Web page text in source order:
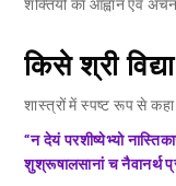
शक्तियों का आह्वान एवं
किसे श्री
शास्त्रों में स्पष्ट रूप से कहा
“न देयं परशीष्येभ्यो
शुश्रूषालसानां च नैवानर्थ